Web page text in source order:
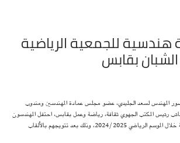
هندسية للجمعية الرياضية
بقابس
المهندس لسعد الجليدي، عضو مجلس عمادة المهندسين ومندوب
رئيس المكتب الجهوي ثقافة، رياضة وعمل بقابس، احتفل المهندسون
الشبان بتحقيق رباعية تاريخية خلال الموسم الرياضي 2024/2025، وذلك بعد تتويجهم بالألقاب